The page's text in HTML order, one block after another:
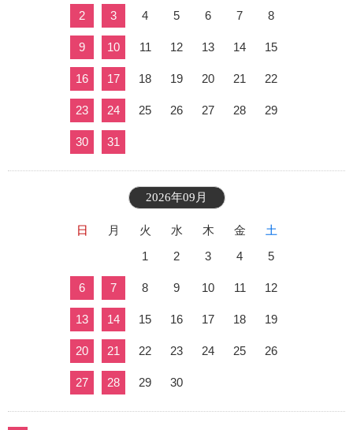
2 3 4 5 6 7 8
9 10 11 12 13 14 15
16 17 18 19 20 21 22
23 24 25 26 27 28 29
30 31
2026年09月
日 月 火 水 木 金
土
1
2 3 4 5
6 7 8 9 10 11 12
13 14 15 16 17 18 19
20 21 22 23 24 25 26
27 28 29 30